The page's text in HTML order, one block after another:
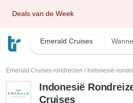
Deals van de Week
Emerald Cruises
Emerald Cruises rondreizen / Indonesië-
Indonesië
Cruises